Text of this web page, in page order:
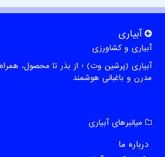
آبیاری
آبیاری و کشاورزی
آبیاری (پرشین وت) ؛ از بذر تا محصول،
مدرن و باغبانی هوشمند
میانبرهای آبیاری
درباره ما